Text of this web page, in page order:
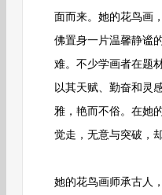
面而来。她的花鸟画
佛置身一片温馨静谧
难。不少学画者在题
以其天赋、勤奋和灵
雅，艳而不俗。在她
觉走，无意与突破，
她的花鸟画师承古人